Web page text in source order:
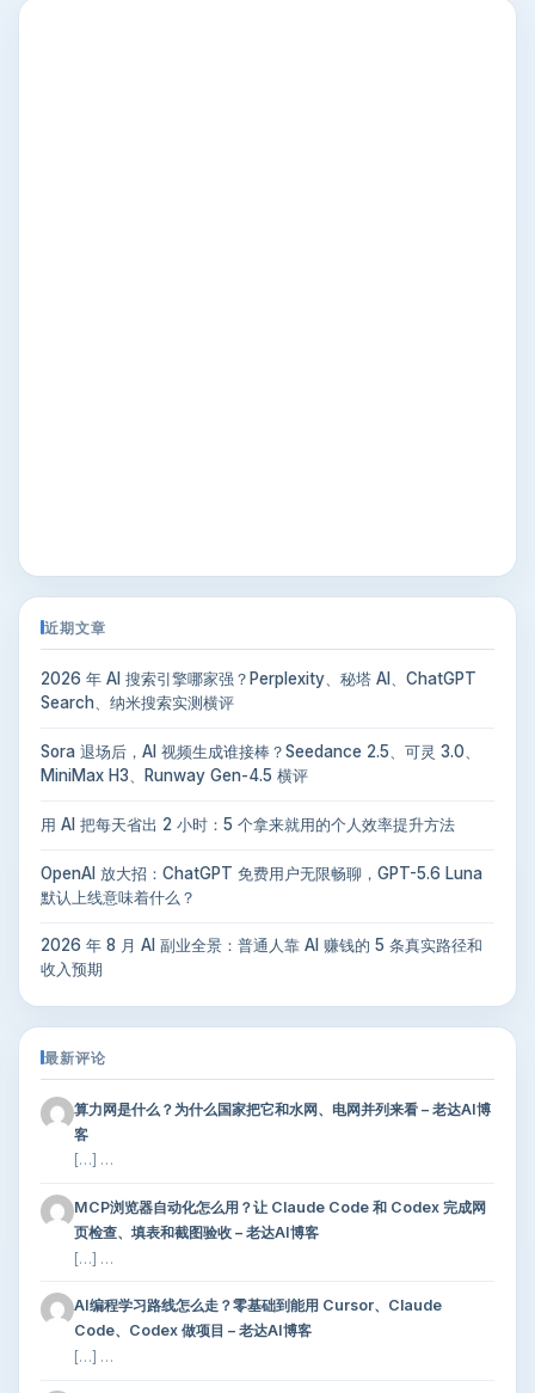
近期文章
2026 年 AI 搜索引擎哪家强？Perplexity、秘塔 AI、ChatGPT
Search、纳米搜索实测横评
Sora 退场后，AI 视频生成谁接棒？Seedance 2.5、可灵 3.0、
MiniMax H3、Runway Gen-4.5 横评
用 AI 把每天省出 2 小时：5 个拿来就用的个人效率提升方法
OpenAI 放大招：ChatGPT 免费用户无限畅聊，GPT-5.6 Luna
默认上线意味着什么？
2026 年 8 月 AI 副业全景：普通人靠 AI 赚钱的 5 条真实路径和
收入预期
最新评论
算力网是什么？为什么国家把它和水网、电网并列来看 – 老达AI博
客
[…] …
MCP浏览器自动化怎么用？让 Claude Code 和 Codex 完成网
页检查、填表和截图验收 – 老达AI博客
[…] …
AI编程学习路线怎么走？零基础到能用 Cursor、Claude
Code、Codex 做项目 – 老达AI博客
[…] …